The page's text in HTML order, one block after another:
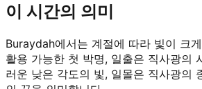
이 시간의 의미
Buraydah에서는 계절에 따라 빛이 크
활용 가능한 첫 박명, 일출은 직사광의
러운 낮은 각도의 빛, 일몰은 직사광의